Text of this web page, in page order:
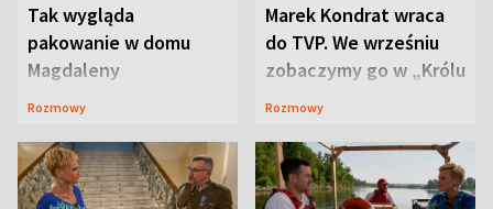
Tak wygląda
pakowanie w domu
Magdaleny
Waligórskiej-Lisieckiej.
Rozmowy
Marek Kondrat wraca
do TVP. We wrześniu
zobaczymy go w „Królu
Maciusiu I”
Rozmowy